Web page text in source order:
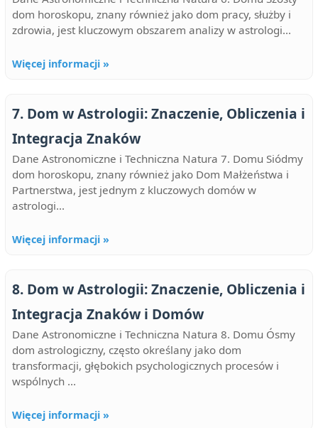
dom horoskopu, znany również jako dom pracy, służby i
zdrowia, jest kluczowym obszarem analizy w astrologi...
Więcej informacji »
7. Dom w Astrologii: Znaczenie, Obliczenia i
Integracja Znaków
Dane Astronomiczne i Techniczna Natura 7. Domu Siódmy
dom horoskopu, znany również jako Dom Małżeństwa i
Partnerstwa, jest jednym z kluczowych domów w
astrologi...
Więcej informacji »
8. Dom w Astrologii: Znaczenie, Obliczenia i
Integracja Znaków i Domów
Dane Astronomiczne i Techniczna Natura 8. Domu Ósmy
dom astrologiczny, często określany jako dom
transformacji, głębokich psychologicznych procesów i
wspólnych ...
Więcej informacji »